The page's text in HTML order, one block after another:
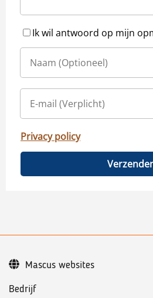
Ik wil antwoord op mijn
Privacy policy
Bedrijf
Mascus websites